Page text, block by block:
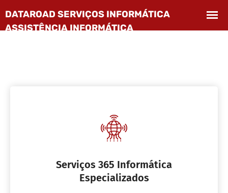
Serviços 365 Informática
Especializados